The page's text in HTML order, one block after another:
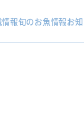
情報旬のお魚情報お